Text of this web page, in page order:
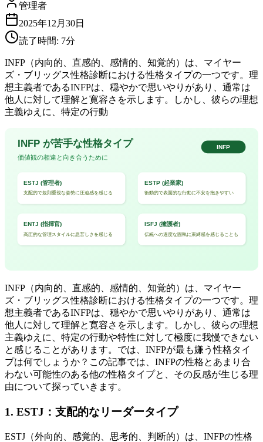
管理者
2025年12月30日
読了時間: 7分
INFP（内向的、直感的、感情的、知覚的）は、マイヤー
ズ・ブリッグス性格診断における性格タイプの一つです。理
想主義者であるINFPは、穏やかで思いやりがあり、通常は
他人に対して理解と寛容さを示します。しかし、彼らの理想
主義ゆえに、特定の行動
INFP（内向的、直感的、感情的、知覚的）は、マイヤー
ズ・ブリッグス性格診断における性格タイプの一つです。理
想主義者であるINFPは、穏やかで思いやりがあり、通常は
他人に対して理解と寛容さを示します。しかし、彼らの理想
主義ゆえに、特定の行動や特性に対して極度に我慢できない
と感じることがあります。では、INFPが最も嫌う性格タイ
プは何でしょうか？この記事では、INFPの性格とあまり合
わない可能性のある他の性格タイプと、その反感が生じる理
由について探っていきます。
1. ESTJ：支配的なリーダータイプ
ESTJ（外向的、感覚的、思考的、判断的）は、INFPの性格